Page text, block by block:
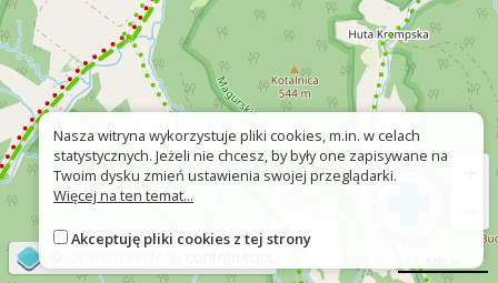
Nasza witryna wykorzystuje pliki cookies, m.in. w celach
statystycznych. Jeżeli nie chcesz, by były one zapisywane na
Twoim dysku zmień ustawienia swojej przeglądarki.
Więcej na ten temat...
Akceptuję pliki cookies z tej strony